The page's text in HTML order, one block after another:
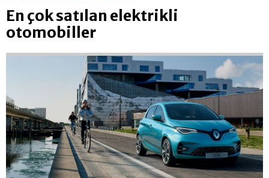
En çok satılan elektrikli
otomobiller